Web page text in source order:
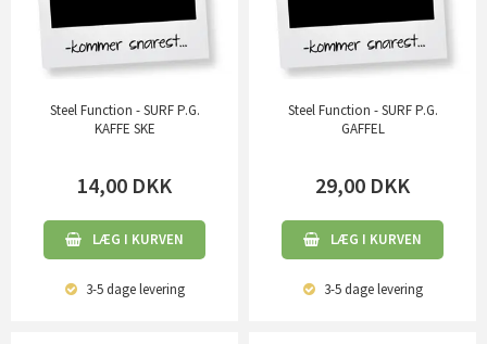
Steel Function - SURF P.G.
KAFFE SKE
14,00 DKK
LÆG I KURVEN
3-5 dagelevering
Steel Function - SURF P.G.
GAFFEL
29,00 DKK
LÆG I KURVEN
3-5 dagelevering